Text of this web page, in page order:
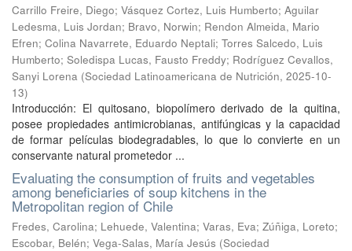
Carrillo Freire, Diego; Vásquez Cortez, Luis Humberto; Aguilar
Ledesma, Luis Jordan; Bravo, Norwin; Rendon Almeida, Mario
Efren; Colina Navarrete, Eduardo Neptali; Torres Salcedo, Luis
Humberto; Soledispa Lucas, Fausto Freddy; Rodríguez Cevallos,
Sanyi Lorena (Sociedad Latinoamericana de Nutrición, 2025-10-
13)
Introducción: El quitosano, biopolímero derivado de la quitina,
posee propiedades antimicrobianas, antifúngicas y la capacidad
de formar películas biodegradables, lo que lo convierte en un
conservante natural prometedor ...
Evaluating the consumption of fruits and vegetables
among beneficiaries of soup kitchens in the
Metropolitan region of Chile
Fredes, Carolina; Lehuede, Valentina; Varas, Eva; Zúñiga, Loreto;
Escobar, Belén; Vega-Salas, María Jesús (Sociedad